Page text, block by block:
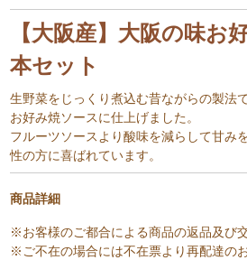
【大阪産】大阪の味お
本セット
生野菜をじっくり煮込む昔ながらの製法
お好み焼ソースに仕上げました。
フルーツソースより酸味を減らして甘み
性の方に喜ばれています。
商品詳細
※お客様のご都合による商品の返品及び
※ご不在の場合には不在票より再配達の